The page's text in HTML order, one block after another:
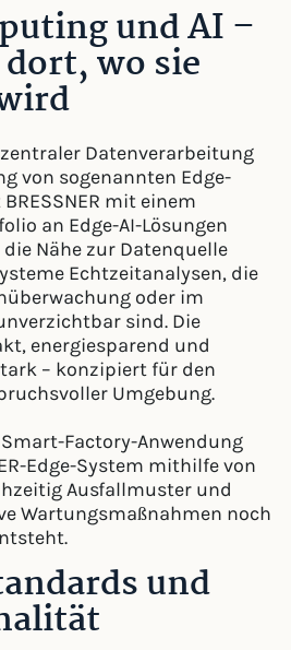
und AI –
wo sie
Datenverarbeitung
von sogenannten Edge-
mit einem
an Edge-AI-Lösungen
Nähe zur Datenquelle
Echtzeitanalysen, die
oder im
sind. Die
energiesparend und
– konzipiert für den
Umgebung.
Factory-Anwendung
Edge-System mithilfe von
Ausfallmuster und
Wartungsmaßnahmen noch
und